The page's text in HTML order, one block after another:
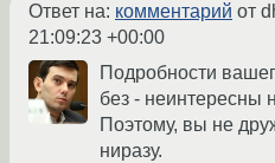
Ответ на: комментарий от
21:09:23 +00:00
Подробности
без - неинтересны
Поэтому, вы не
ниразу.